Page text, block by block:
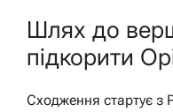
Шлях до
підкорити
Сходження стартує з